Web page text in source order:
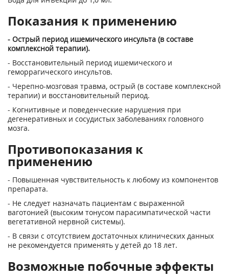
Показания к применению
- Острый период ишемического инсульта (в составе
комплексной терапии).
- Восстановительный период ишемического и
геморрагического инсультов.
- Черепно-мозговая травма, острый (в составе комплексной
терапии) и восстановительный период.
- Когнитивные и поведенческие нарушения при
дегенеративных и сосудистых заболеваниях головного
мозга.
Противопоказания к
применению
- Повышенная чувствительность к любому из компонентов
препарата.
- Не следует назначать пациентам с выраженной
ваготонией (высоким тонусом парасимпатической части
вегетативной нервной системы).
- В связи с отсутствием достаточных клинических данных
не рекомендуется применять у детей до 18 лет.
Возможные побочные эффекты